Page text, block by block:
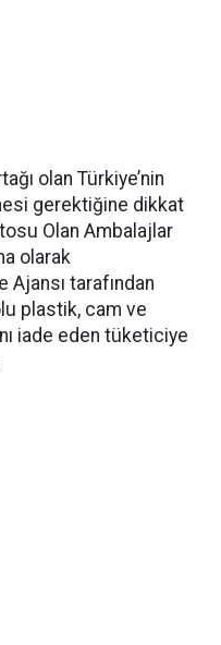
olan Türkiye’nin
gerektiğine dikkat
Olan Ambalajlar
olarak
tarafından
plastik, cam ve
iade eden tüketiciye